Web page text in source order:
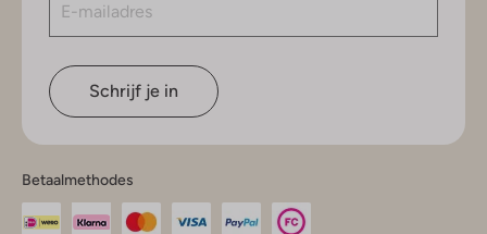
Schrijf je in
Betaalmethodes